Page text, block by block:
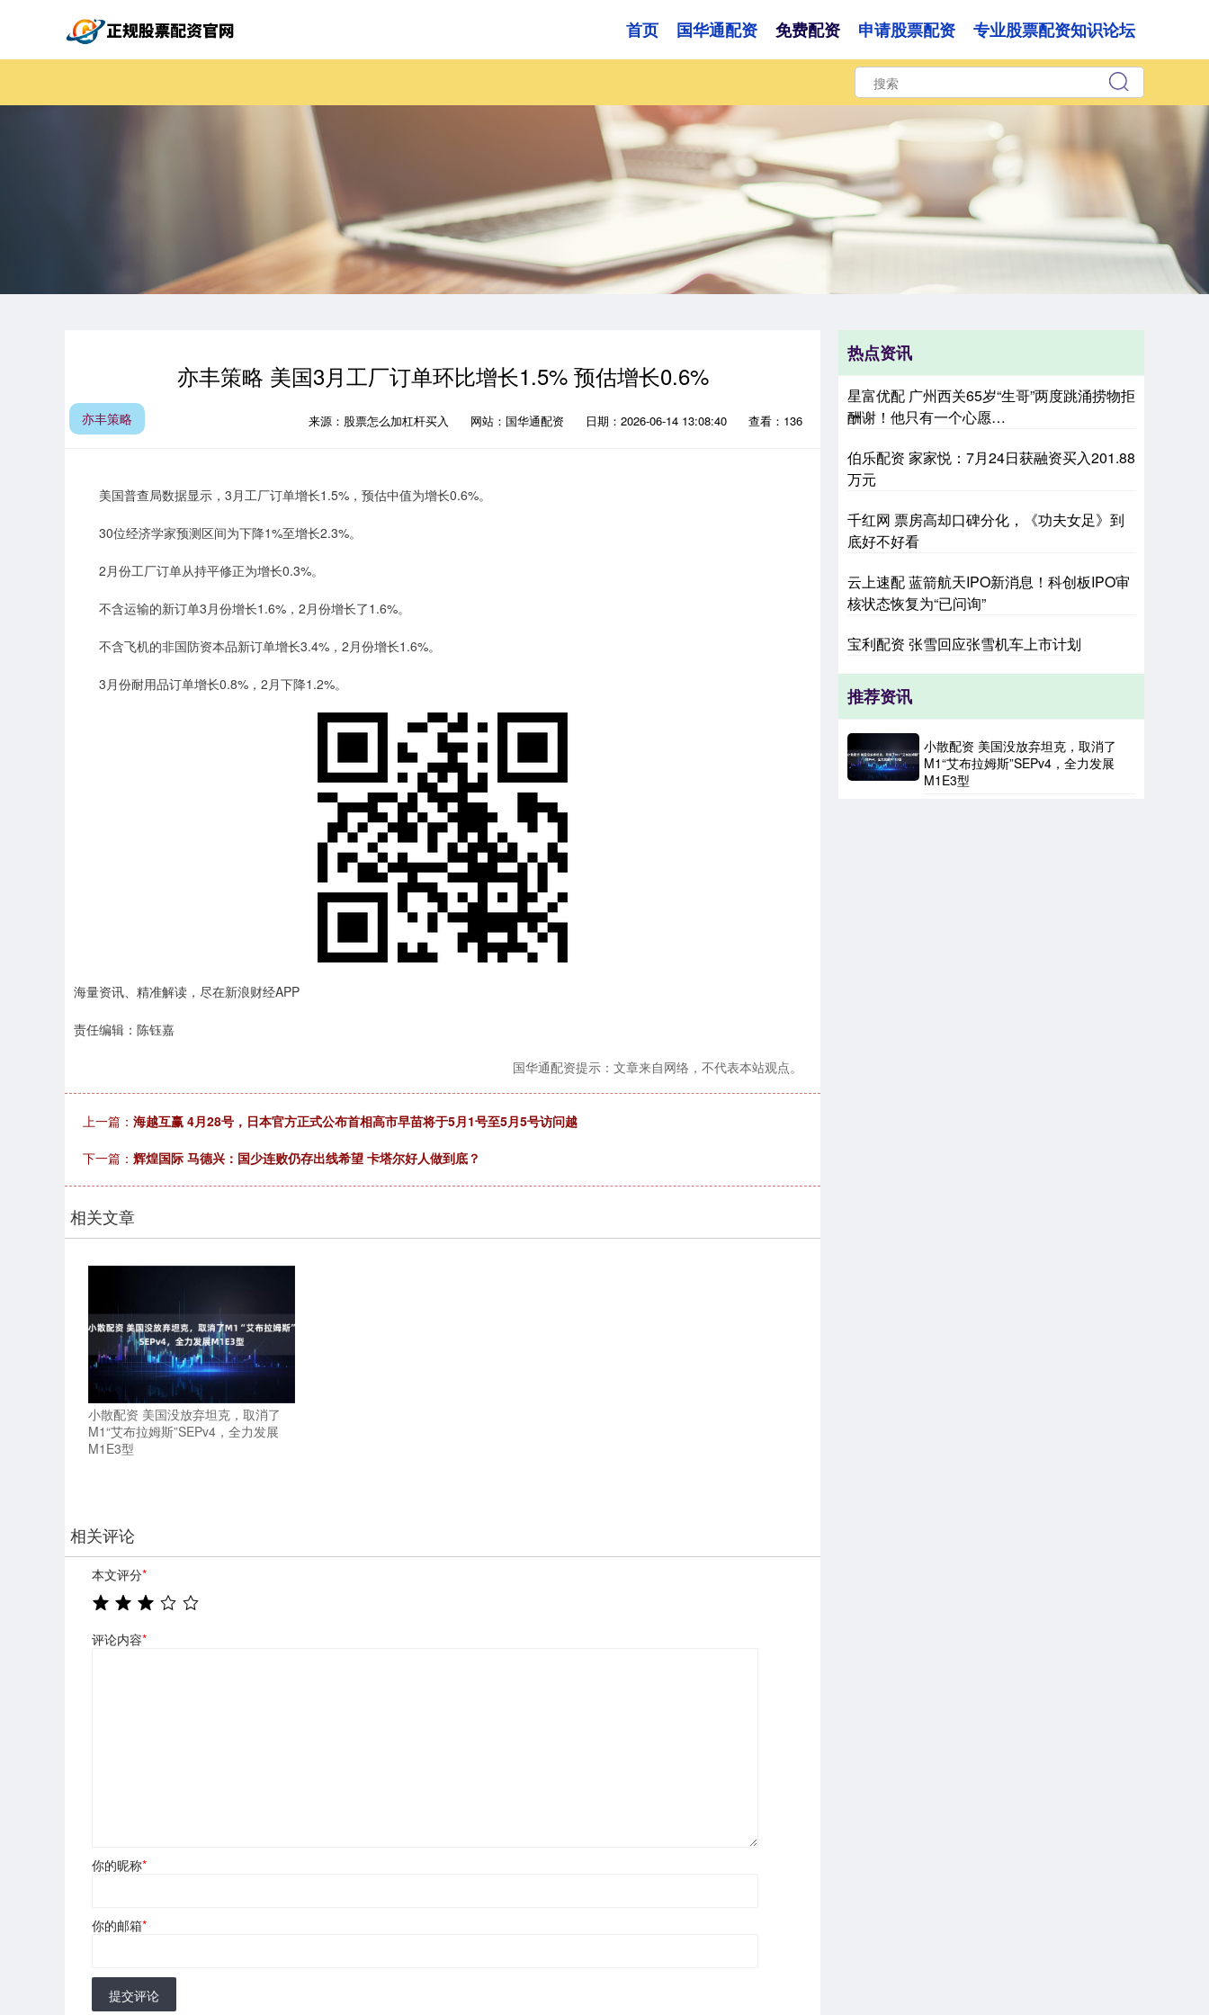
首页 国华通配资 免费配资 申请股票配资 专业股票配资知识论坛
亦丰策略 美国3月工厂订单环比增长1.5% 预估增长0.6%
亦丰策略 来源：股票怎么加杠杆买入 网站：国华通配资 日期：2026-06-14 13:08:40 查看：136
美国普查局数据显示，3月工厂订单增长1.5%，预估中值为增长0.6%。
30位经济学家预测区间为下降1%至增长2.3%。
2月份工厂订单从持平修正为增长0.3%。
不含运输的新订单3月份增长1.6%，2月份增长了1.6%。
不含飞机的非国防资本品新订单增长3.4%，2月份增长1.6%。
3月份耐用品订单增长0.8%，2月下降1.2%。
海量资讯、精准解读，尽在新浪财经APP
责任编辑：陈钰嘉
国华通配资提示：文章来自网络，不代表本站观点。
上一篇： 海越互赢 4月28号，日本官方正式公布首相高市早苗将于5月1号至5月5号访问越
下一篇： 辉煌国际 马德兴：国少连败仍存出线希望 卡塔尔好人做到底？
相关文章
小散配资 美国没放弃坦克，取消了
M1“艾布拉姆斯”SEPv4，全力发展
M1E3型
相关评论
本文评分*
评论内容*
你的昵称*
你的邮箱*
提交评论
热点资讯
星富优配 广州西关65岁“生哥”两度跳涌捞物拒
酬谢！他只有一个心愿…
伯乐配资 家家悦：7月24日获融资买入201.88
万元
千红网 票房高却口碑分化，《功夫女足》到
底好不好看
云上速配 蓝箭航天IPO新消息！科创板IPO审
核状态恢复为“已问询”
宝利配资 张雪回应张雪机车上市计划
推荐资讯
小散配资 美国没放弃坦克，取消了
M1“艾布拉姆斯”SEPv4，全力发展
M1E3型